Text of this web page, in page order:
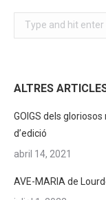
Search:
ALTRES
GOIGS dels
d’edició
abril 14, 2021
AVE-MARIA de